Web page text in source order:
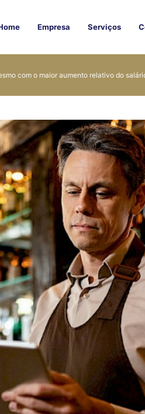
Empresa Serviços
com o maior aumento relativo do